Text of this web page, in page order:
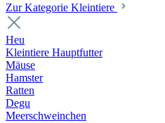
Zur Kategorie Kleintiere
Heu
Kleintiere Hauptfutter
Mäuse
Hamster
Ratten
Degu
Meerschweinchen